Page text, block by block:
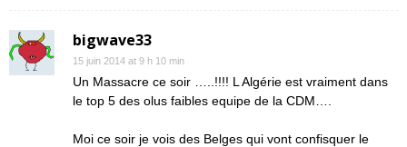
bigwave33
15 juin 2014 at 9 h 10 min
Un Massacre ce soir …..!!!! L Algérie est vraiment dans
le top 5 des olus faibles equipe de la CDM….
Moi ce soir je vois des Belges qui vont confisquer le